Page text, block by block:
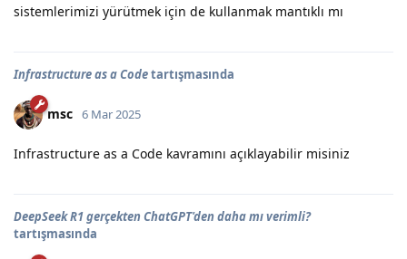
sistemlerimizi yürütmek için de kullanmak mantıklı mı
Infrastructure as a Codetartışmasında
msc 6 Mar 2025
Infrastructure as a Code kavramını açıklayabilir misiniz
DeepSeek R1 gerçekten ChatGPT'den daha mı verimli?
tartışmasında